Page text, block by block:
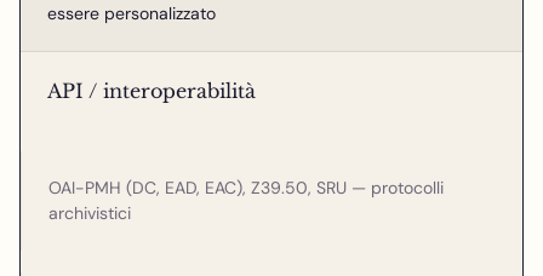
essere personalizzato
API / interoperabilità
OAI-PMH (DC, EAD, EAC), Z39.50, SRU — protocolli
archivistici